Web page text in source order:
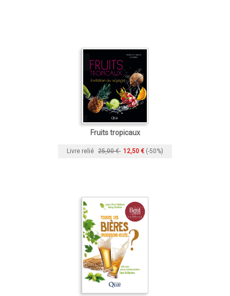
Fruits tropicaux
Livre relié 25,00 € 12,50 € (-50%)